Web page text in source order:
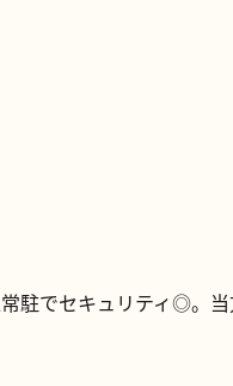
駐でセキュリティ◎。当